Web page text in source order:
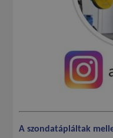
A szondatápláltak